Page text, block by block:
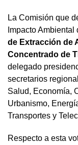
La Comisión que
Impacto Ambiental
de Extracción de
Concentrado de
delegado
secretarios
Salud, Economía,
Urbanismo,
Transportes y
Respecto a esta